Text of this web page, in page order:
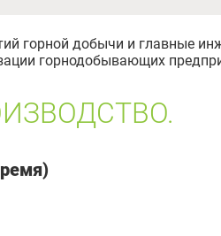
горной добычи и главные
горнодобывающих